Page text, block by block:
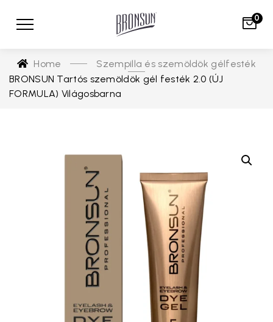
0
Home
Szempilla és szemöldök gélfesték
BRONSUN Tartós szemöldök gél festék 2.0 (ÚJ
FORMULA) Világosbarna